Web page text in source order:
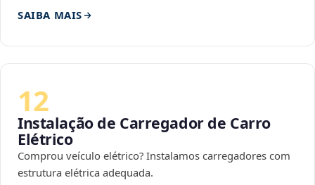
SAIBA MAIS
12
Instalação de Carregador de Carro
Elétrico
Comprou veículo elétrico? Instalamos carregadores com
estrutura elétrica adequada.